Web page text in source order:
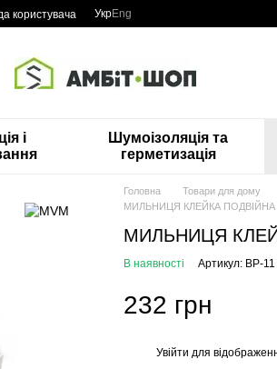
користувача УкрEng
і
Шумоізоляція та
герметизація
Головна Товари для дому
МИЛЬНИЦЯ КЛЕЙКА ПОДВІЙНА
МИЛЬНИЦЯ
В наявності Артикул: BP-
232 грн
Увійти для